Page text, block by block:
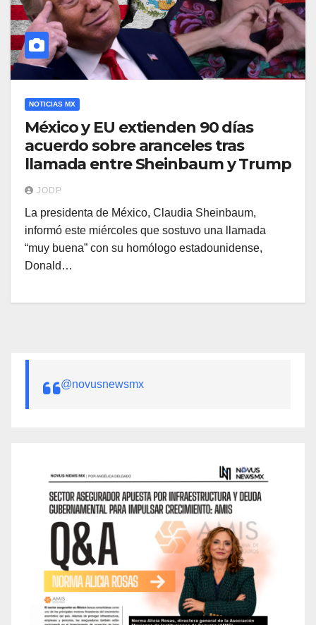
NOTICIAS MX
México y EU extienden 90 días
acuerdo sobre aranceles tras
llamada entre Sheinbaum y Trump
JODP
La presidenta de México, Claudia Sheinbaum,
informó este miércoles que sostuvo una llamada
“muy buena” con su homólogo estadounidense,
Donald…
@novusnewsmx